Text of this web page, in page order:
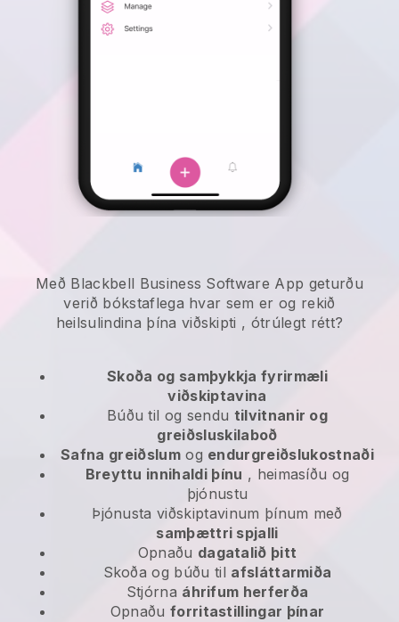
Með Blackbell Business Software App geturðu
verið bókstaflega hvar sem er og rekið
heilsulindina þína viðskipti , ótrúlegt rétt?
Skoða og samþykkja fyrirmæli
viðskiptavina
Búðu til og sendu tilvitnanir og
greiðsluskilaboð
Safna greiðslumog endurgreiðslukostnaði
Breyttu innihaldi þínu , heimasíðu og
þjónustu
Þjónusta viðskiptavinum þínum með
samþættri spjalli
Opnaðu dagatalið þitt
Skoða og búðu til afsláttarmiða
Stjórna áhrifum herferða
Opnaðu forritastillingar þínar